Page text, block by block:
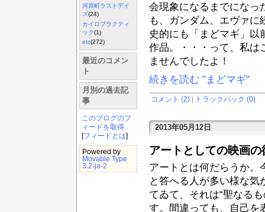
河原町ラストデイ
ズ(24)
カイロプラクティ
ック(1)
etc(272)
最近のコメン
ト
月別の過去記
事
このブログのフ
ィードを取得
[フィードとは]
Powered by
Movable Type
3.2-ja-2
会現象になるまでになっ
も、ガンダム、エヴァ
史的にも「まどマギ」以
作品。・・・って、私は
ませんでしたよ！
続きを読む "まどマギ"
コメント (2) トラックバック (0)
2013年05月12日
アートとしての映画の
アートとは何だらうか。
と答へる人が多い様な
てゐて、それは“聖なる
す。間違っても、自己を